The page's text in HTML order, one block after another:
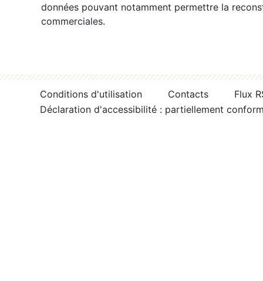
données pouvant notamment permettre la
commerciales.
Conditions d'utilisation Contacts
Flux
Déclaration d'accessibilité : partiellement